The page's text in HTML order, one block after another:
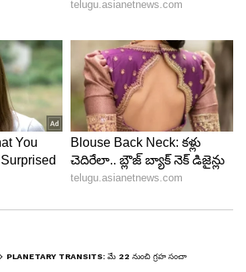
News
జ్యేష్ఠ నెలలో డబ్బు ప్రవాహం
పొదుపు చేస్తారు. దీని వల్ల కొత్త
ముఖ్యంగా విద్యార్థులు
పురోగతిని చూస్తారు. పోటీ